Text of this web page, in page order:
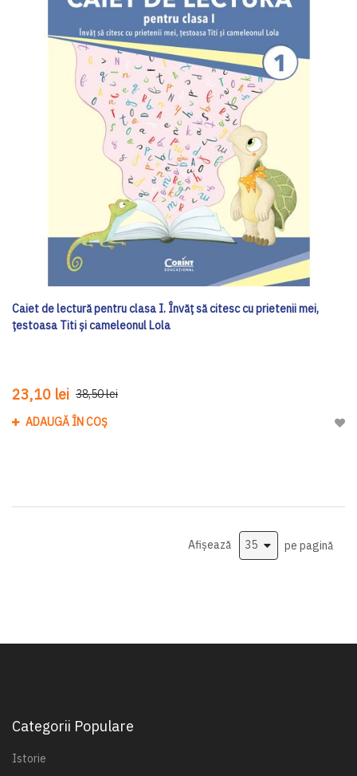
Caiet de lectură pentru clasa I. Învăț să citesc cu prietenii mei,
țestoasa Titi și cameleonul Lola
23,10 lei 38,50 lei
ADAUGĂ ÎN COȘ
Afișează pe pagină
Categorii Populare
Istorie